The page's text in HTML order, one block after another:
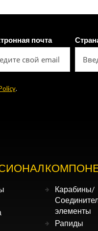
почта
.
Карабины/
элементы
Рапиды